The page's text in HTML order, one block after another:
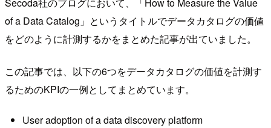
of a Data Catalog」というタイトルでデータカタログの価値
をどのように計測するかをまとめた記事が出ていました。
この記事では、以下の6つをデータカタログの価値を計測す
るためのKPIの一例としてまとめています。
User adoption of a data discovery platform